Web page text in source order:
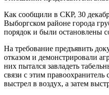
Как сообщили в СКР, 30
Выборгском районе города
порядок и были остановлены
На требование предъявить
отказом и демонстрировали
них пытался завладеть
связи с этим правоохранитель
выстрел в воздух, а затем